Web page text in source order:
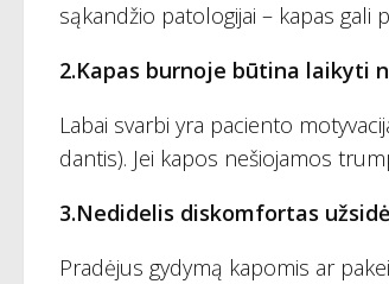
sąkandžio patologijai – kapas gali
2.Kapas burnoje būtina laikyti
Labai svarbi yra paciento
dantis). Jei kapos nešiojamos
3.Nedidelis diskomfortas
Pradėjus gydymą kapomis ar